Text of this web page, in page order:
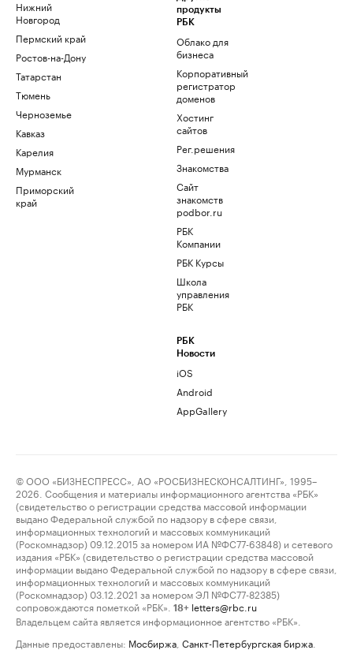
Нижний
Новгород
Пермский край
Ростов-на-Дону
Татарстан
Тюмень
Черноземье
Кавказ
Карелия
Мурманск
Приморский
край
продукты
РБК
Облако для
бизнеса
Корпоративный
регистратор
доменов
Хостинг
сайтов
Рег.решения
Знакомства
Сайт
знакомств
podbor.ru
РБК
Компании
РБК Курсы
Школа
управления
РБК
РБК
Новости
iOS
Android
AppGallery
© ООО «БИЗНЕСПРЕСС», АО «РОСБИЗНЕСКОНСАЛТИНГ», 1995–
2026. Сообщения и материалы информационного агентства «РБК»
(свидетельство о регистрации средства массовой информации
выдано Федеральной службой по надзору в сфере связи,
информационных технологий и массовых коммуникаций
(Роскомнадзор) 09.12.2015 за номером ИА №ФС77-63848) и сетевого
издания «РБК» (свидетельство о регистрации средства массовой
информации выдано Федеральной службой по надзору в сфере связи,
информационных технологий и массовых коммуникаций
(Роскомнадзор) 03.12.2021 за номером ЭЛ №ФС77-82385)
сопровождаются пометкой «РБК».
18+ letters@rbc.ru
Владельцем сайта является информационное агентство «РБК».
Данные предоставлены: Мосбиржа Санкт-Петербургская биржа